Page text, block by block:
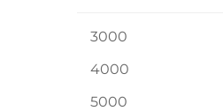
3000
4000
5000